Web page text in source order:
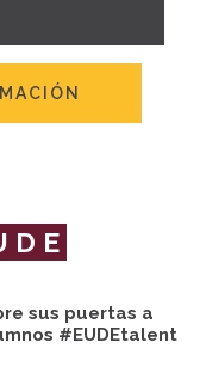
sus puertas a
#EUDEtalent